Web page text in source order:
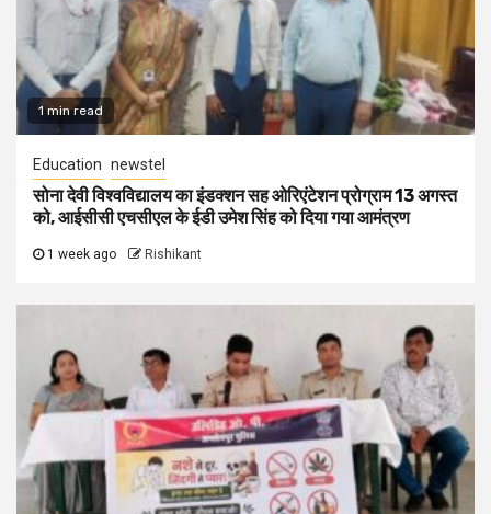
1 min read
Education newstel
सोना देवी विश्वविद्यालय का इंडक्शन सह ओरिएंटेशन प्रोग्राम 13 अगस्त
को, आईसीसी एचसीएल के ईडी उमेश सिंह को दिया गया आमंत्रण
1 week ago Rishikant